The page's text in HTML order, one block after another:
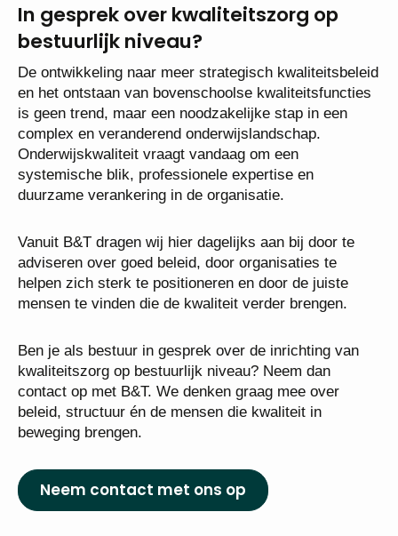
In gesprek over kwaliteitszorg op
bestuurlijk niveau?
De ontwikkeling naar meer strategisch kwaliteitsbeleid
en het ontstaan van bovenschoolse kwaliteitsfuncties
is geen trend, maar een noodzakelijke stap in een
complex en veranderend onderwijslandschap.
Onderwijskwaliteit vraagt vandaag om een
systemische blik, professionele expertise en
duurzame verankering in de organisatie.
Vanuit B&T dragen wij hier dagelijks aan bij door te
adviseren over goed beleid, door organisaties te
helpen zich sterk te positioneren en door de juiste
mensen te vinden die de kwaliteit verder brengen.
Ben je als bestuur in gesprek over de inrichting van
kwaliteitszorg op bestuurlijk niveau? Neem dan
contact op met B&T. We denken graag mee over
beleid, structuur én de mensen die kwaliteit in
beweging brengen.
Neem contact met ons op